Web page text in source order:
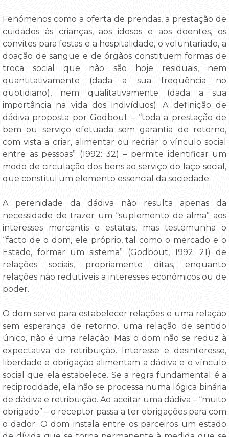
Fenómenos como a oferta de prendas, a prestação de
cuidados às crianças, aos idosos e aos doentes, os
convites para festas e a hospitalidade, o voluntariado, a
doação de sangue e de órgãos constituem formas de
troca social que não são hoje residuais, nem
quantitativamente (dada a sua frequência no
quotidiano), nem qualitativamente (dada a sua
importância na vida dos indivíduos). A definição de
dádiva proposta por Godbout – “toda a prestação de
bem ou serviço efetuada sem garantia de retorno,
com vista a criar, alimentar ou recriar o vínculo social
entre as pessoas” (1992: 32) – permite identificar um
modo de circulação dos bens ao serviço do laço social,
que constitui um elemento essencial da sociedade.
A perenidade da dádiva não resulta apenas da
necessidade de trazer um “suplemento de alma” aos
interesses mercantis e estatais, mas testemunha o
“facto de o dom, ele próprio, tal como o mercado e o
Estado, formar um sistema” (Godbout, 1992: 21) de
relações sociais, propriamente ditas, enquanto
relações não redutíveis a interesses económicos ou de
poder.
O dom serve para estabelecer relações e uma relação
sem esperança de retorno, uma relação de sentido
único, não é uma relação. Mas o dom não se reduz à
expectativa de retribuição. Interesse e desinteresse,
liberdade e obrigação alimentam a dádiva e o vínculo
social que ela estabelece. Se a regra fundamental é a
reciprocidade, ela não se processa numa lógica binária
de dádiva e retribuição. Ao aceitar uma dádiva – “muito
obrigado” – o receptor passa a ter obrigações para com
o dador. O dom instala entre os parceiros um estado